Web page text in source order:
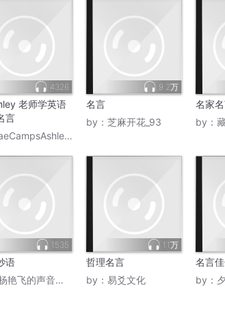
4326
老师学英语
言
老师
9.2万
名言
by： 芝麻开花_93
名家
by：
1535
语
艳飞的声音森林
1.1万
哲理名言
by： 易爻文化
名言
by：